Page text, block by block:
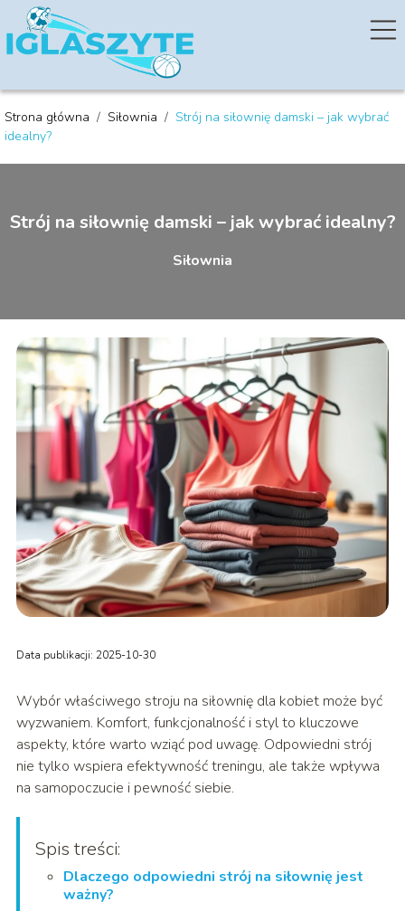
Strona główna / Siłownia / Strój na siłownię damski – jak wybrać
idealny?
Strój na siłownię damski – jak wybrać idealny?
Siłownia
Data publikacji: 2025-10-30
Wybór właściwego stroju na siłownię dla kobiet może być
wyzwaniem. Komfort, funkcjonalność i styl to kluczowe
aspekty, które warto wziąć pod uwagę. Odpowiedni strój
nie tylko wspiera efektywność treningu, ale także wpływa
na samopoczucie i pewność siebie.
Spis treści:
Dlaczego odpowiedni strój na siłownię jest
ważny?